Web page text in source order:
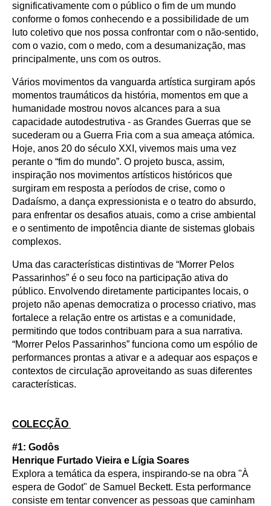
significativamente com o público o fim de um mundo
conforme o fomos conhecendo e a possibilidade de um
luto coletivo que nos possa confrontar com o não-sentido,
com o vazio, com o medo, com a desumanização, mas
principalmente, uns com os outros.
Vários movimentos da vanguarda artística surgiram após
momentos traumáticos da história, momentos em que a
humanidade mostrou novos alcances para a sua
capacidade autodestrutiva - as Grandes Guerras que se
sucederam ou a Guerra Fria com a sua ameaça atómica.
Hoje, anos 20 do século XXI, vivemos mais uma vez
perante o “fim do mundo”. O projeto busca, assim,
inspiração nos movimentos artísticos históricos que
surgiram em resposta a períodos de crise, como o
Dadaísmo, a dança expressionista e o teatro do absurdo,
para enfrentar os desafios atuais, como a crise ambiental
e o sentimento de impotência diante de sistemas globais
complexos.
Uma das características distintivas de “Morrer Pelos
Passarinhos” é o seu foco na participação ativa do
público. Envolvendo diretamente participantes locais, o
projeto não apenas democratiza o processo criativo, mas
fortalece a relação entre os artistas e a comunidade,
permitindo que todos contribuam para a sua narrativa.
“Morrer Pelos Passarinhos” funciona como um espólio de
performances prontas a ativar e a adequar aos espaços e
contextos de circulação aproveitando as suas diferentes
características.
COLECÇÃO
#1: Godôs
Henrique Furtado Vieira e Lígia Soares
Explora a temática da espera, inspirando-se na obra "À
espera de Godot" de Samuel Beckett. Esta performance
consiste em tentar convencer as pessoas que caminham